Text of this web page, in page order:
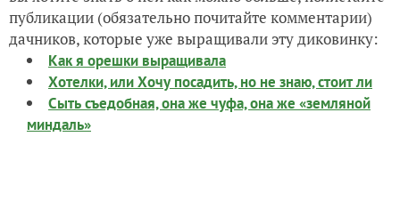
публикации (обязательно почитайте комментарии)
дачников, которые уже выращивали эту диковинку:
Как я орешки выращивала
Хотелки, или Хочу посадить, но не знаю, стоит ли
Сыть съедобная, она же чуфа, она же «земляной
миндаль»